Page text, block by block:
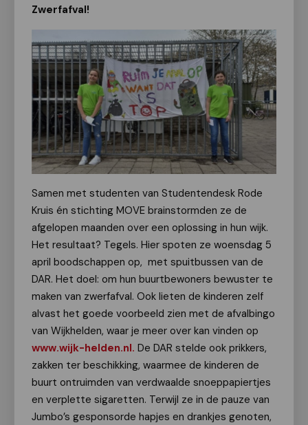
Zwerfafval!
Samen met studenten van Studentendesk Rode
Kruis én stichting MOVE brainstormden ze de
afgelopen maanden over een oplossing in hun wijk.
Het resultaat? Tegels. Hier spoten ze woensdag 5
april boodschappen op, met spuitbussen van de
DAR. Het doel: om hun buurtbewoners bewuster te
maken van zwerfafval. Ook lieten de kinderen zelf
alvast het goede voorbeeld zien met de afvalbingo
van Wijkhelden, waar je meer over kan vinden op
www.wijk-helden.nl. De DAR stelde ook prikkers,
zakken ter beschikking, waarmee de kinderen de
buurt ontruimden van verdwaalde snoeppapiertjes
en verplette sigaretten. Terwijl ze in de pauze van
Jumbo’s gesponsorde hapjes en drankjes genoten,